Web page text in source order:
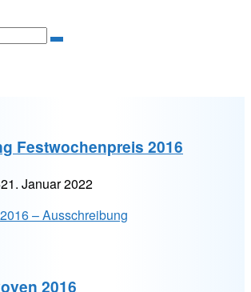
Search
Festwochenpreis 2016
21. Januar 2022
– Ausschreibung
2016